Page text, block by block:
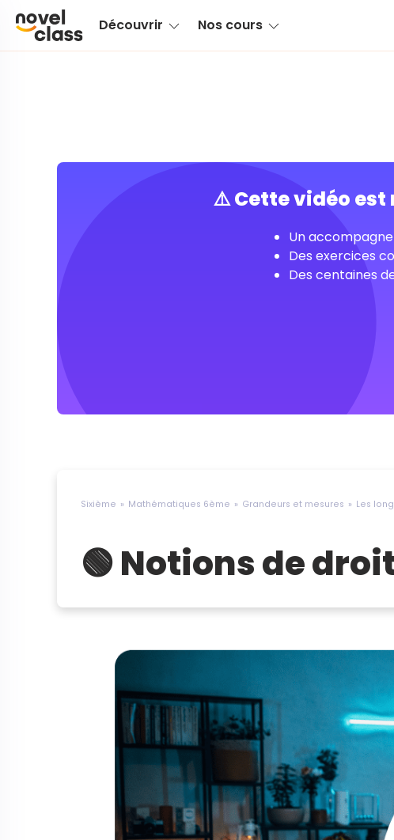
Découvrir Nos cours
⚠️ Cette vidéo est
Un
Des exercices
Des centaines
Sixième Mathématiques 6ème Grandeurs et mesures Les
🟢 Notions de